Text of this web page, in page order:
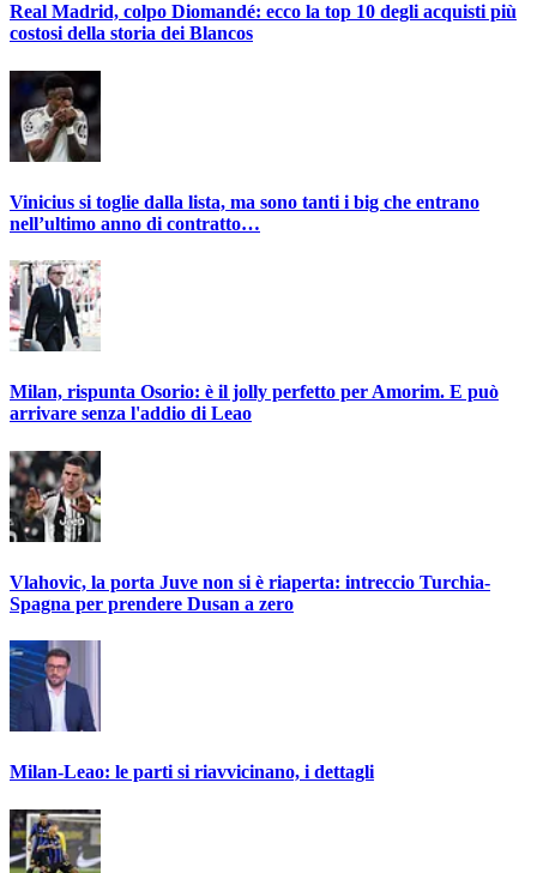
Real Madrid, colpo Diomandé: ecco la top 10 degli acquisti più
costosi della storia dei Blancos
Vinicius si toglie dalla lista, ma sono tanti i big che entrano
nell’ultimo anno di contratto…
Milan, rispunta Osorio: è il jolly perfetto per Amorim. E può
arrivare senza l'addio di Leao
Vlahovic, la porta Juve non si è riaperta: intreccio Turchia-
Spagna per prendere Dusan a zero
Milan-Leao: le parti si riavvicinano, i dettagli